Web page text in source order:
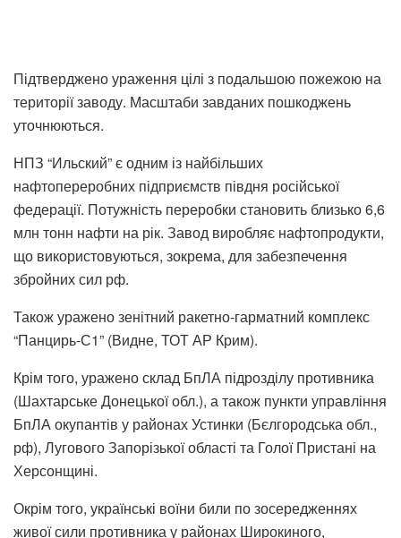
Підтверджено ураження цілі з подальшою пожежою на
території заводу. Масштаби завданих пошкоджень
уточнюються.
НПЗ “Ильский” є одним із найбільших
нафтопереробних підприємств півдня російської
федерації. Потужність переробки становить близько 6,6
млн тонн нафти на рік. Завод виробляє нафтопродукти,
що використовуються, зокрема, для забезпечення
збройних сил рф.
Також уражено зенітний ракетно-гарматний комплекс
“Панцирь-С1” (Видне, ТОТ АР Крим).
Крім того, уражено склад БпЛА підрозділу противника
(Шахтарське Донецької обл.), а також пункти управління
БпЛА окупантів у районах Устинки (Бєлгородська обл.,
рф), Лугового Запорізької області та Голої Пристані на
Херсонщині.
Окрім того, українські воїни били по зосередженнях
живої сили противника у районах Широкиного,